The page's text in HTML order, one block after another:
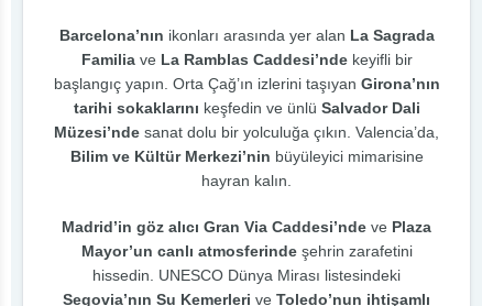
Barcelona’nın ikonları arasında yer alan La Sagrada
Familiave La Ramblas Caddesi’ndekeyifli bir
başlangıç yapın. Orta Çağ’ın izlerini taşıyan Girona’nın
tarihi sokaklarını keşfedin ve ünlü Salvador Dali
Müzesi’nde sanat dolu bir yolculuğa çıkın. Valencia’da,
Bilim ve Kültür Merkezi’nin büyüleyici mimarisine
hayran kalın.
Madrid’in göz alıcı Gran Via Caddesi’nde ve Plaza
Mayor’un canlı atmosferindeşehrin zarafetini
hissedin. UNESCO Dünya Mirası listesindeki
Segovia’nın Su Kemerleri ve Toledo’nun ihtişamlı